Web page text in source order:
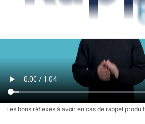
Les bons réflexes à avoir en cas de rappel produit